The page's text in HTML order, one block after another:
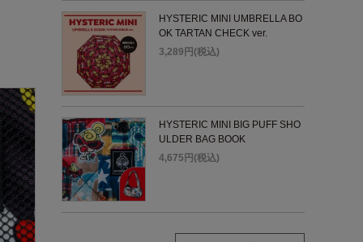
HYSTERIC MINI UMBRELLA BO
OK TARTAN CHECK ver.
3,289円(税込)
HYSTERIC MINI BIG PUFF SHO
ULDER BAG BOOK
4,675円(税込)